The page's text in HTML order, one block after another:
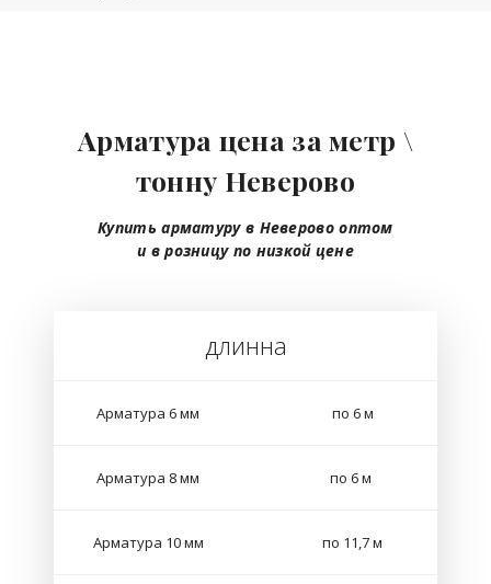
Арматура цена за метр \
тонну Неверово
Купить арматуру в Неверовооптом
и в розницу по низкой цене
длинна
Арматура 6 мм по 6 м
Арматура 8 мм по 6 м
Арматура 10 мм по 11,7 м